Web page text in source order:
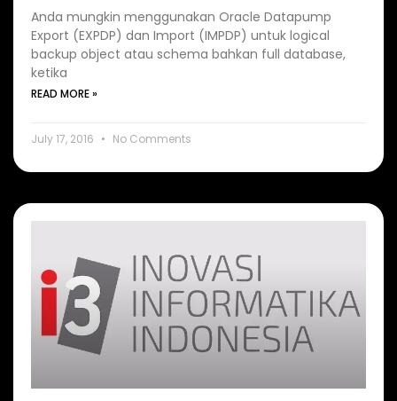
Anda mungkin menggunakan Oracle Datapump
Export (EXPDP) dan Import (IMPDP) untuk logical
backup object atau schema bahkan full database,
ketika
READ MORE »
July 17, 2016 No Comments